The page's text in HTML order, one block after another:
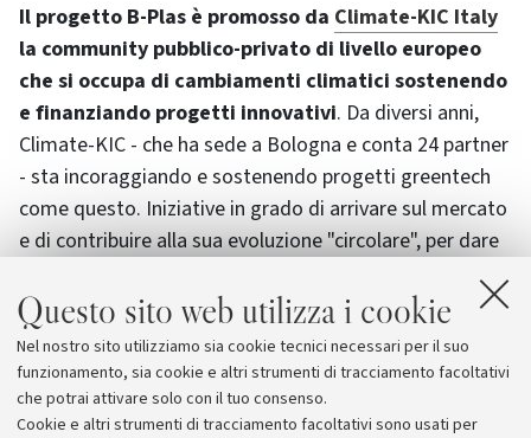
Questo sito web utilizza i cookie
Nel nostro sito utilizziamo sia cookie tecnici necessari per il suo
funzionamento, sia cookie e altri strumenti di tracciamento facoltativi
che potrai attivare solo con il tuo consenso.
Cookie e altri strumenti di tracciamento facoltativi sono usati per
Il progetto B-Plas è promosso da Climate-KIC Italy
la community pubblico-privato di livello europeo
che si occupa di cambiamenti climatici sostenendo
e finanziando progetti innovativi. Da diversi anni,
Climate-KIC - che ha sede a Bologna e conta 24 partner
- sta incoraggiando e sostenendo progetti greentech
come questo. Iniziative in grado di arrivare sul mercato
e di contribuire alla sua evoluzione "circolare", per dare
un’economia zero-carbon e bio-based. La sfida è quella
di disegnare un percorso di prosperità e crescita con un
approccio esclusivamente orientato alla protezione
dell’ambiente e all’innovazione.